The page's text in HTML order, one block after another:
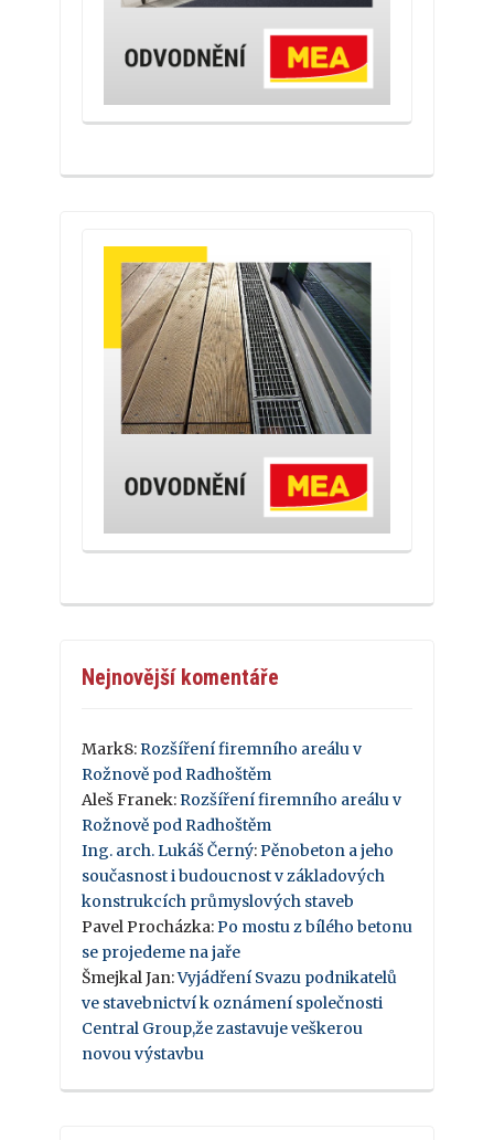
Nejnovější komentáře
Mark8: Rozšíření firemního areálu v
Rožnově pod Radhoštěm
Aleš Franek: Rozšíření firemního areálu v
Rožnově pod Radhoštěm
Ing. arch. Lukáš Černý: Pěnobeton a jeho
současnost i budoucnost v základových
konstrukcích průmyslových staveb
Pavel Procházka: Po mostu z bílého betonu
se projedeme na jaře
Šmejkal Jan:Vyjádření Svazu podnikatelů
ve stavebnictví k oznámení společnosti
Central Group,že zastavuje veškerou
novou výstavbu